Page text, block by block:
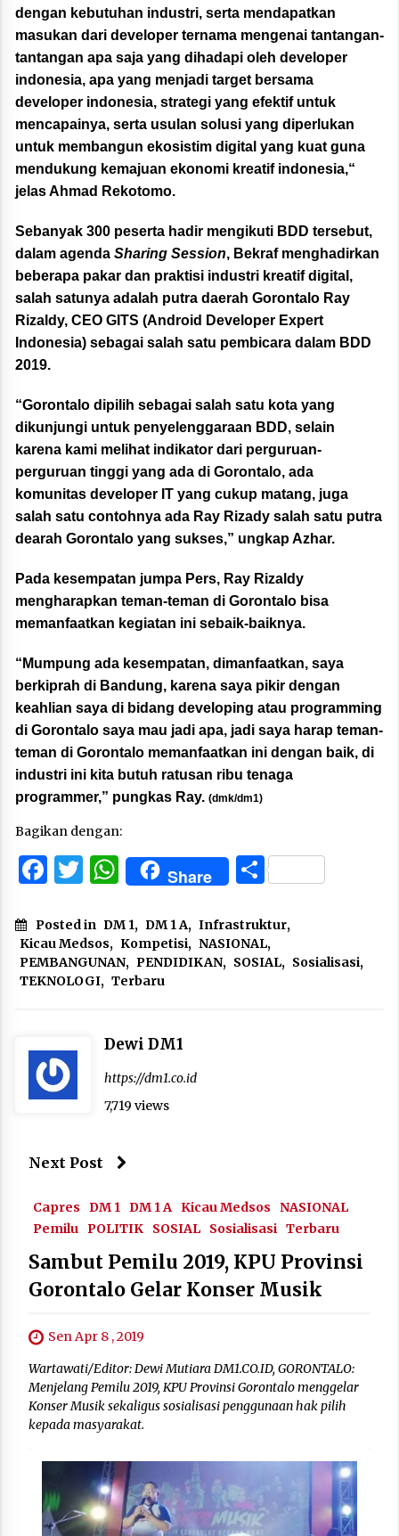
dengan kebutuhan industri, serta mendapatkan
masukan dari developer ternama mengenai tantangan-
tantangan apa saja yang dihadapi oleh developer
indonesia, apa yang menjadi target bersama
developer indonesia, strategi yang efektif untuk
mencapainya, serta usulan solusi yang diperlukan
untuk membangun ekosistim digital yang kuat guna
mendukung kemajuan ekonomi kreatif indonesia,“
jelas Ahmad Rekotomo.
Sebanyak 300 peserta hadir mengikuti BDD tersebut,
dalam agenda Sharing Session, Bekraf menghadirkan
beberapa pakar dan praktisi industri kreatif digital,
salah satunya adalah putra daerah Gorontalo Ray
Rizaldy, CEO GITS (Android Developer Expert
Indonesia) sebagai salah satu pembicara dalam BDD
2019.
“Gorontalo dipilih sebagai salah satu kota yang
dikunjungi untuk penyelenggaraan BDD, selain
karena kami melihat indikator dari perguruan-
perguruan tinggi yang ada di Gorontalo, ada
komunitas developer IT yang cukup matang, juga
salah satu contohnya ada Ray Rizady salah satu putra
dearah Gorontalo yang sukses,” ungkap Azhar.
Pada kesempatan jumpa Pers, Ray Rizaldy
mengharapkan teman-teman di Gorontalo bisa
memanfaatkan kegiatan ini sebaik-baiknya.
“Mumpung ada kesempatan, dimanfaatkan, saya
berkiprah di Bandung, karena saya pikir dengan
keahlian saya di bidang developing atau programming
di Gorontalo saya mau jadi apa, jadi saya harap teman-
teman di Gorontalo memanfaatkan ini dengan baik, di
industri ini kita butuh ratusan ribu tenaga
programmer,” pungkas Ray. (dmk/dm1)
Bagikan dengan:
Facebook
Twitter
WhatsApp
Share Share
Posted in DM 1, DM 1 A, Infrastruktur,
Kicau Medsos, Kompetisi, NASIONAL,
PEMBANGUNAN, PENDIDIKAN, SOSIAL, Sosialisasi,
TEKNOLOGI, Terbaru
Dewi DM1
https://dm1.co.id
7,719 views
Next Post
Capres DM 1 DM 1 A Kicau Medsos
NASIONAL
Pemilu POLITIK SOSIAL Sosialisasi Terbaru
Sambut Pemilu 2019, KPU Provinsi
Gorontalo Gelar Konser Musik
Sen Apr 8 , 2019
Wartawati/Editor: Dewi Mutiara DM1.CO.ID, GORONTALO:
Menjelang Pemilu 2019, KPU Provinsi Gorontalo menggelar
Konser Musik sekaligus sosialisasi penggunaan hak pilih
kepada masyarakat.